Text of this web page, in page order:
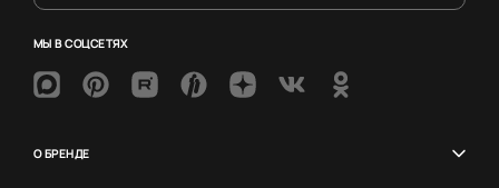
МЫ В СОЦСЕТЯХ
О БРЕНДЕ